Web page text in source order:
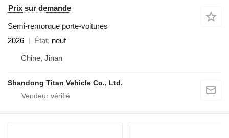
Prix sur demande
Semi-remorque porte-voitures
2026
État neuf
Chine, Jinan
Shandong Titan Vehicle Co., Ltd.